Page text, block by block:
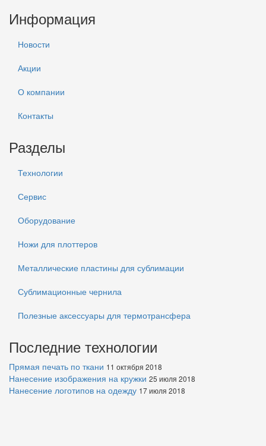
Информация
Новости
Акции
О компании
Контакты
Разделы
Технологии
Сервис
Оборудование
Ножи для плоттеров
Металлические пластины для сублимации
Сублимационные чернила
Полезные аксессуары для термотрансфера
Последние технологии
Прямая печать по ткани 11 октября 2018
Нанесение изображения на кружки 25 июля 2018
Нанесение логотипов на одежду 17 июля 2018